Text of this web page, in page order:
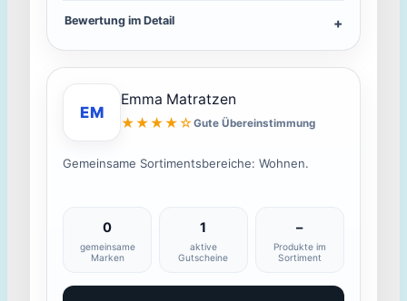
Bewertung im Detail
EM
Emma Matratzen
★★★★☆Gute Übereinstimmung
Gemeinsame Sortimentsbereiche: Wohnen.
0
gemeinsame
Marken
1
aktive
Gutscheine
–
Produkte im
Sortiment